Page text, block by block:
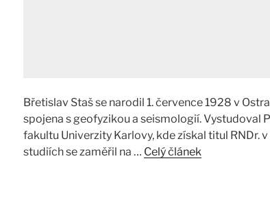
Břetislav Staš se narodil 1. července 1928 v
spojena s geofyzikou a seismologií. Vystudoval
fakultu Univerzity Karlovy, kde získal titul RNDr.
studiích se zaměřil na … Celý článek